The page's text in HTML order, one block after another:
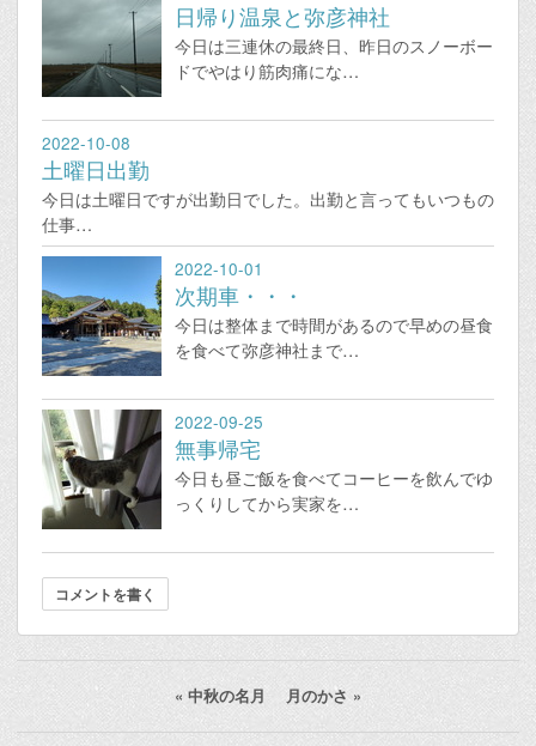
日帰り温泉と弥彦神社
今日は三連休の最終日、昨日のスノーボー
ドでやはり筋肉痛にな…
2022-10-08
土曜日出勤
今日は土曜日ですが出勤日でした。出勤と言ってもいつもの
仕事…
2022-10-01
次期車・・・
今日は整体まで時間があるので早めの昼食
を食べて弥彦神社まで…
2022-09-25
無事帰宅
今日も昼ご飯を食べてコーヒーを飲んでゆ
っくりしてから実家を…
コメントを書く
«中秋の名月 月のかさ »